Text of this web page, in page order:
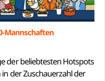
Mannschaften
der beliebtesten Hotspots
der Zuschauerzahl der